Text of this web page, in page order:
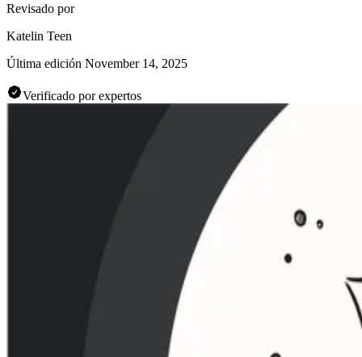
Revisado por
Katelin Teen
Última edición November 14, 2025
Verificado por expertos